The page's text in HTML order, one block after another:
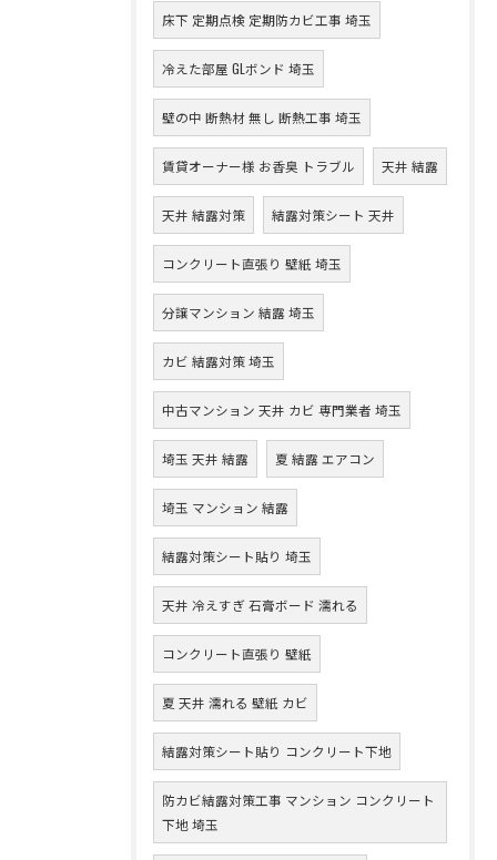
床下 定期点検 定期防カビ工事 埼玉
冷えた部屋 GLボンド 埼玉
壁の中 断熱材 無し 断熱工事 埼玉
賃貸オーナー様 お香臭 トラブル 天井 結露
天井 結露対策 結露対策シート 天井
コンクリート直張り 壁紙 埼玉
分譲マンション 結露 埼玉
カビ 結露対策 埼玉
中古マンション 天井 カビ 専門業者 埼玉
埼玉 天井 結露 夏 結露 エアコン
埼玉 マンション 結露
結露対策シート貼り 埼玉
天井 冷えすぎ 石膏ボード 濡れる
コンクリート直張り 壁紙
夏 天井 濡れる 壁紙 カビ
結露対策シート貼り コンクリート下地
防カビ結露対策工事 マンション コンクリート
下地 埼玉